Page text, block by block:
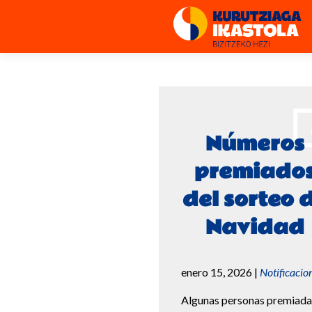
Números
del sorteo
Navidad
enero 15, 2026 |
Algunas personas